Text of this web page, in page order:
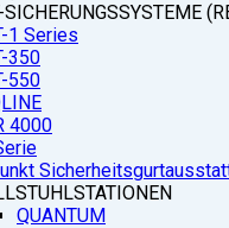
1 Series
350
550
4000
QUANTUM